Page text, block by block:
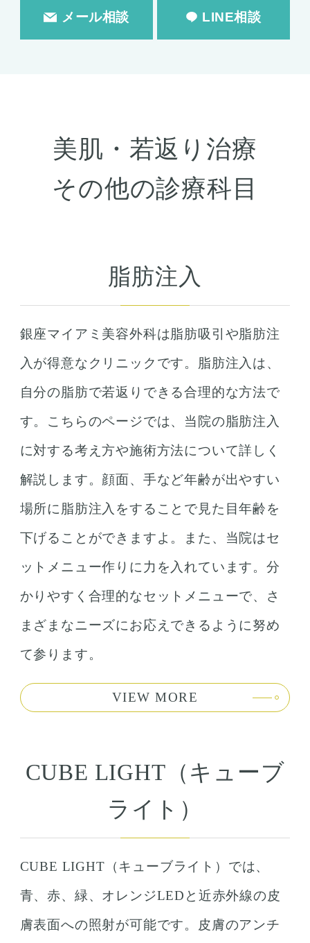
メール相談 LINE相談
美肌・若返り治療
その他の診療科目
脂肪注入
銀座マイアミ美容外科は脂肪吸引や脂肪注
入が得意なクリニックです。脂肪注入は、
自分の脂肪で若返りできる合理的な方法で
す。こちらのページでは、当院の脂肪注入
に対する考え方や施術方法について詳しく
解説します。顔面、手など年齢が出やすい
場所に脂肪注入をすることで見た目年齢を
下げることができますよ。また、当院はセ
ットメニュー作りに力を入れています。分
かりやすく合理的なセットメニューで、さ
まざまなニーズにお応えできるように努め
て参ります。
VIEW MORE
CUBE LIGHT（キューブ
ライト）
CUBE LIGHT（キューブライト）では、
青、赤、緑、オレンジLEDと近赤外線の皮
膚表面への照射が可能です。皮膚のアンチ